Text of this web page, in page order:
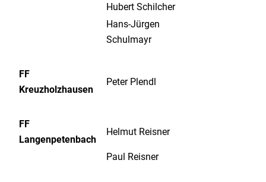
Hubert Schilcher
Hans-Jürgen
Schulmayr
FF
Kreuzholzhausen
Peter Plendl
FF
Langenpetenbach
Helmut Reisner
Paul Reisner